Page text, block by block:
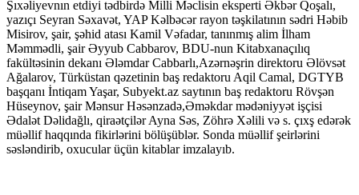
Şıxəliyevnın etdiyi tədbirdə Milli Məclisin eksperti Əkbər Qoşalı,
yazıçı Seyran Səxavət, YAP Kəlbəcər rayon təşkilatının sədri Həbib
Misirov, şair, şəhid atası Kamil Vəfadar, tanınmış alim İlham
Məmmədli, şair Əyyub Cabbarov, BDU-nun Kitabxanaçılıq
fakültəsinin dekanı Ələmdar Cabbarlı,Azərnəşrin direktoru Əlövsət
Ağalarov, Türküstan qəzetinin baş redaktoru Aqil Camal, DGTYB
başqanı İntiqam Yaşar, Subyekt.az saytının baş redaktoru Rövşən
Hüseynov, şair Mənsur Həsənzadə,Əməkdar mədəniyyət işçisi
Ədalət Dəlidağlı, qiraətçilər Ayna Səs, Zöhrə Xəlili və s. çıxş edərək
müəllif haqqında fikirlərini bölüşüblər. Sonda müəllif şeirlərini
səsləndirib, oxucular üçün kitablar imzalayıb.